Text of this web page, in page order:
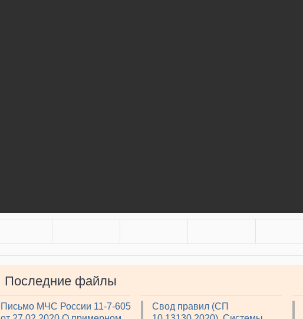
Последние файлы
Письмо МЧС России 11-7-605
Свод правил (СП